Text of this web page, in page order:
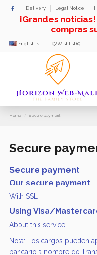
Delivery Legal Notice
¡Grandes noticias!
compras
English Wishlist (0)
Home Secure payment
Secure
Secure payment
Our secure payment
With SSL
Using Visa/
About this service
Nota: Los cargos pueden
bancario a nombre de